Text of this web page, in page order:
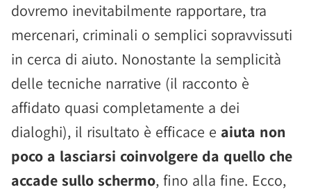
dovremo inevitabilmente rapportare, tra
mercenari, criminali o semplici sopravvissuti
in cerca di aiuto. Nonostante la semplicità
delle tecniche narrative (il racconto è
affidato quasi completamente a dei
dialoghi), il risultato è efficace e aiuta non
poco a lasciarsi coinvolgere da quello che
accade sullo schermo, fino alla fine. Ecco,